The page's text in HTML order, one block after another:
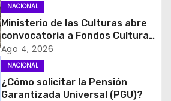
NACIONAL
Ministerio de las Culturas abre
convocatoria a Fondos Cultura
2027 con foco en
transparencia, innovación y
acceso ciudadano
Ago 4, 2026
NACIONAL
¿Cómo solicitar la Pensión
Garantizada Universal (PGU)?